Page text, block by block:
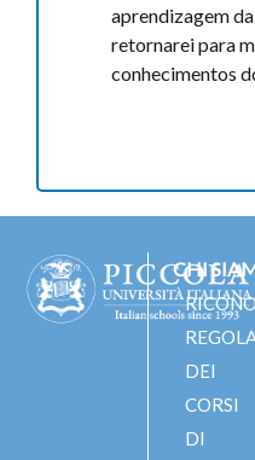
aprendizagem
retornarei para
conhecimentos
CHI
DEI
CORSI
DI